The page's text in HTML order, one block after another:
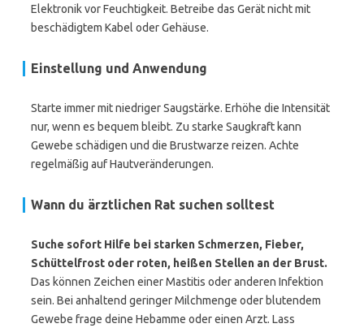
Elektronik vor Feuchtigkeit. Betreibe das Gerät nicht mit
beschädigtem Kabel oder Gehäuse.
Einstellung und Anwendung
Starte immer mit niedriger Saugstärke. Erhöhe die Intensität
nur, wenn es bequem bleibt. Zu starke Saugkraft kann
Gewebe schädigen und die Brustwarze reizen. Achte
regelmäßig auf Hautveränderungen.
Wann du ärztlichen Rat suchen solltest
Suche sofort Hilfe bei starken Schmerzen, Fieber,
Schüttelfrost oder roten, heißen Stellen an der Brust.
Das können Zeichen einer Mastitis oder anderen Infektion
sein. Bei anhaltend geringer Milchmenge oder blutendem
Gewebe frage deine Hebamme oder einen Arzt. Lass